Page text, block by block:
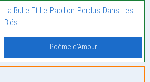
La Bulle Et Le Papillon Perdus Dans Les
Blés
Poème d'Amour